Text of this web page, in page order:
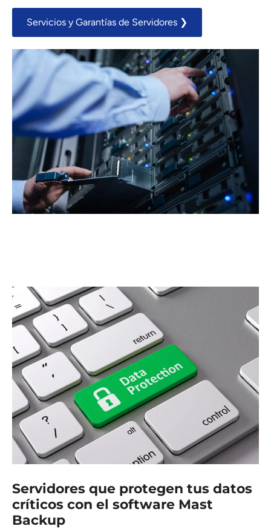
Servicios y Garantías de Servidores ❯
Servidores que protegen tus datos
críticos con el software Mast
Backup